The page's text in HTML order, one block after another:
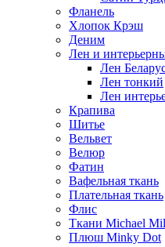
Фланель
Хлопок Крэш
Деним
Лен и
Лен
Лен тонкий
Лен
Крапива
Шитье
Вельвет
Велюр
Фатин
Вафельная ткань
Плательная ткань
Флис
Ткани Michael
Плюш Minky Dot